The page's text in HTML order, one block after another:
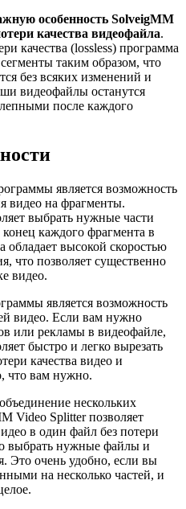
особенность SolveigMM
качества видеофайла.
качества (lossless) программа
таким образом, что
без всяких изменений и
видеофайлы останутся
после каждого
является возможность
видео на фрагменты.
выбрать нужные части
каждого фрагмента в
обладает высокой скоростью
что позволяет существенно
видео.
является возможность
видео. Если вам нужно
или рекламы в видеофайле,
быстро и легко вырезать
качества видео и
что вам нужно.
нескольких
Video Splitter позволяет
в один файл без потери
выбрать нужные файлы и
Это очень удобно, если вы
на несколько частей, и